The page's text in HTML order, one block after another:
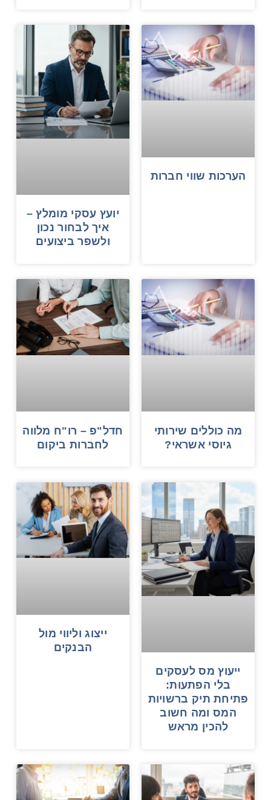
הערכות שווי חברות
יועץ עסקי מומלץ –
איך לבחור נכון
ולשפר ביצועים
מה כוללים שירותי
גיוסי אשראי?
חדל"פ – רו"ח מלווה
לחברות ביקום
ייעוץ מס לעסקים
בלי הפתעות:
פתיחת תיק ברשויות
המס ומה חשוב
להכין מראש
ייצוג וליווי מול
הבנקים